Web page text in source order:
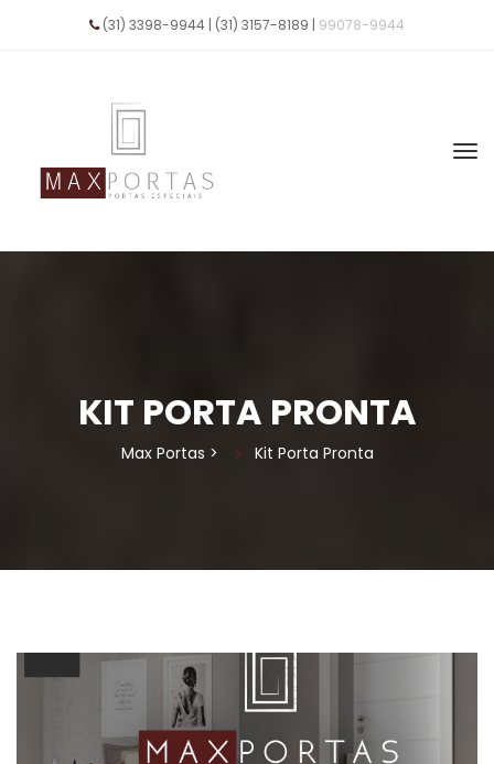
(31) 3398-9944 | (31) 3157-8189 | 99078-9944
KIT PORTA PRONTA
Max Porta > Kit Porta Pronta